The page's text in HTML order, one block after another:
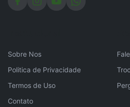
Sobre Nos
Politica de Privacidade
Termos de Uso
Contato